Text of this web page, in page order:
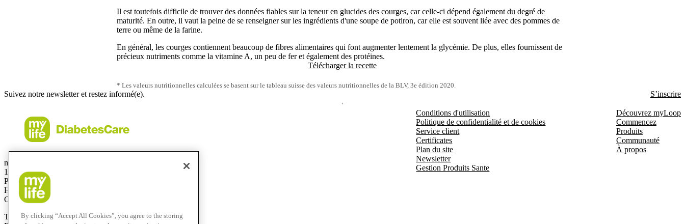
Il est toutefois difficile de trouver des données fiables sur la teneur en glucides des courges, car celle-ci dépend également du degré de
maturité. En outre, il vaut la peine de se renseigner sur les ingrédients d'une soupe de potiron, car elle est souvent liée avec des pommes de
terre ou même de la farine.
En général, les courges contiennent beaucoup de fibres alimentaires qui font augmenter lentement la glycémie. De plus, elles fournissent de
précieux nutriments comme la vitamine A, un peu de fer et également des protéines.
Télécharger la recette
* Les valeurs nutritionnelles calculées se basent sur le tableau suisse des valeurs nutritionnelles de la BLV, 3e édition 2020.
Suivez notre newsletter et restez informé(e). S’inscrire
mylife Diabetes Care Canada Inc.
1 avenue Holiday, bureau 605
Pointe-Claire, QC
H9R 5N3
Canada
T
514-695-5959
Conditions d'utilisation
Politique de confidentialité et de cookies
Service client
Certificates
Plan du site
Newsletter
Gestion Produits Sante
Découvrez myLoop
Commencez
Produits
Communauté
À propos
By clicking “Accept All Cookies”, you agree to the storing